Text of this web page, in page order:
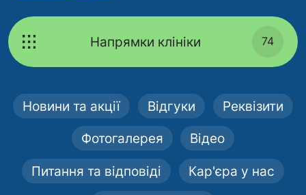
Напрямки клініки 74
Новини та акції Відгуки Реквізити
Фотогалерея Відео
Питання та відповіді Кар'єра у нас